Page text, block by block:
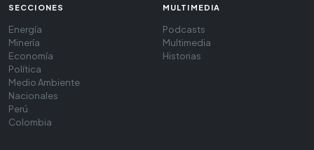
SECCIONES
Energía
Minería
Economía
Política
Medio Ambiente
Nacionales
Perú
Colombia
MULTIMEDIA
Podcasts
Multimedia
Historias